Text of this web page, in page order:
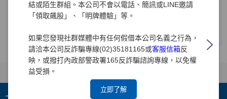
結或陌生群組。本公司不會以電話、簡訊或LINE邀請
「領取飆股」、「明牌體驗」等。
如果您發現社群媒體中有任何假借本公司名義之行為，
請洽本公司反詐騙專線(02)35181165或客服信箱反
映，或撥打內政部警政署165反詐騙諮詢專線，以免權
益受損。
立即了解
+